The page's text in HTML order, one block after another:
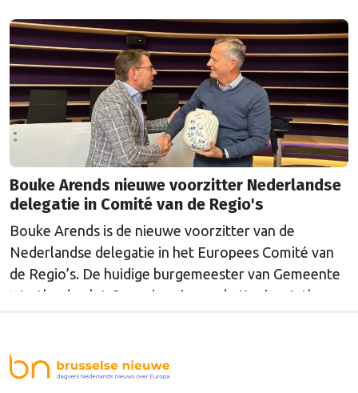
Bouke Arends nieuwe voorzitter Nederlandse
delegatie in Comité van de Regio's
Bouke Arends is de nieuwe voorzitter van de
Nederlandse delegatie in het Europees Comité van
de Regio’s. De huidige burgemeester van Gemeente
Westland volgt Commissaris van de Koning Arthur
Nederlandse regio’s behoorlijk succesvol in hun
lobby in Brussel, en dat komt vooral omdat …